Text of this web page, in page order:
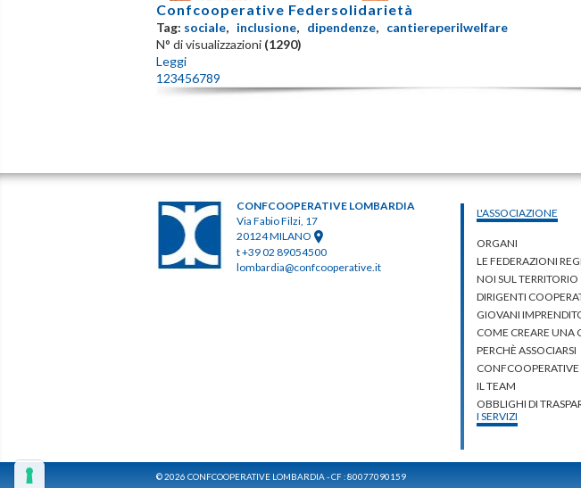
Confcooperative Federsolidarietà
Tag: sociale, inclusione, dipendenze, cantiereperilwelfare
N° di visualizzazioni (1290)
Leggi
1 23456789
L'ASSOCIAZIONE
ORGANI
LE FEDERAZIONI
NOI SUL TERRITORIO
DIRIGENTI
GIOVANI
COME CREARE UNA
PERCHÈ ASSOCIARSI
CONFCOOPERATIVE
IL TEAM
OBBLIGHI DI
I SERVIZI
CONFCOOPERATIVE LOMBARDIA
Via Fabio Filzi, 17
20124 MILANO
t +39 02 89054500
lombardia@confcooperative.it
© 2026 CONFCOOPERATIVE LOMBARDIA - CF : 80077090159